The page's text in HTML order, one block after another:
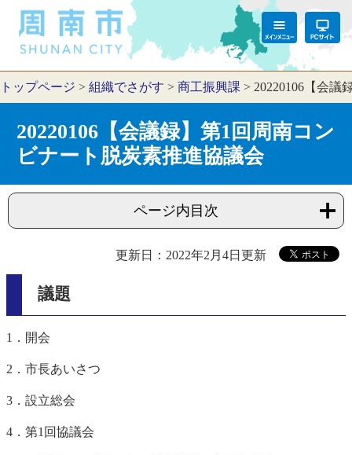
トップページ > 組織でさがす > 商工振興課 > 20220106【会議
20220106【会議録】第1回周南コン
ビナート脱炭素推進協議会
ページ内目次
更新日：2022年2月4日更新
議題
1．開会
2．市長あいさつ
3．設立総会
4．第1回協議会